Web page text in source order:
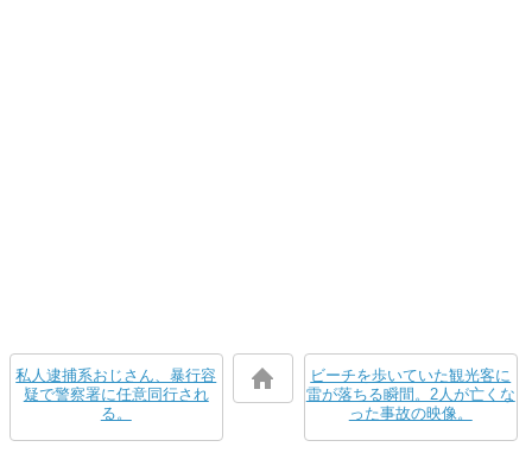
私人逮捕系おじさん、暴行容
疑で警察署に任意同行され
る。
ビーチを歩いていた観光客に
雷が落ちる瞬間。2人が亡くな
った事故の映像。